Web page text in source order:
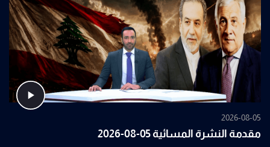
2026-08-05
مقدمة النشرة المسائية 05-08-2026